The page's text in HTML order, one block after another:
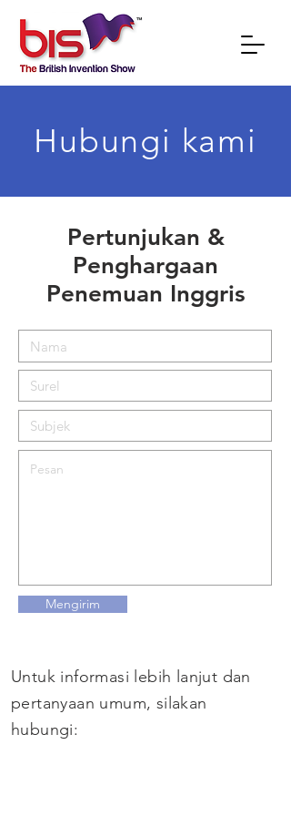
Hubungi kami
Pertunjukan &
Penghargaan
Penemuan Inggris
Mengirim
Untuk informasi lebih lanjut dan
pertanyaan umum, silakan
hubungi: